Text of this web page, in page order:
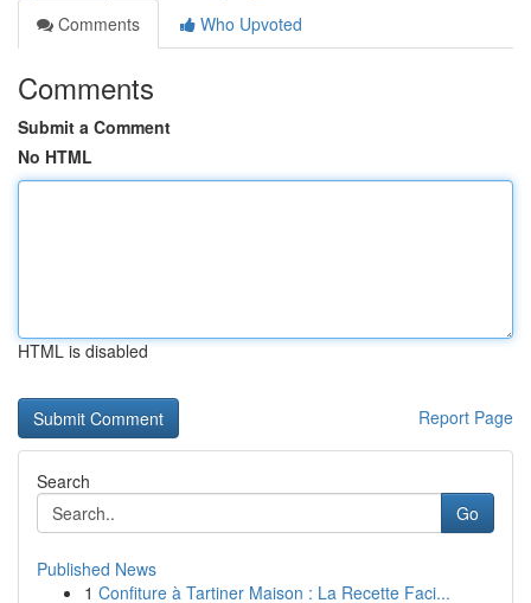
Comments
Who Upvoted
Comments
Submit a Comment
No HTML
HTML is disabled
Report Page
Search
Go
Published News
1 Confiture à Tartiner Maison : La Recette Faci...